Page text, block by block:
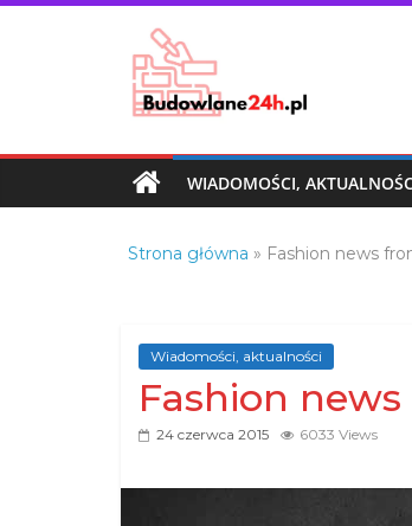
Skip
Budowlane24h.pl
portal
budowlany
Porady
branży
budowlanej
WIADOMOŚCI,
Strona główna » Fashion news
Wiadomości, aktualności
Fashion
24 czerwca 2015 6033 Views